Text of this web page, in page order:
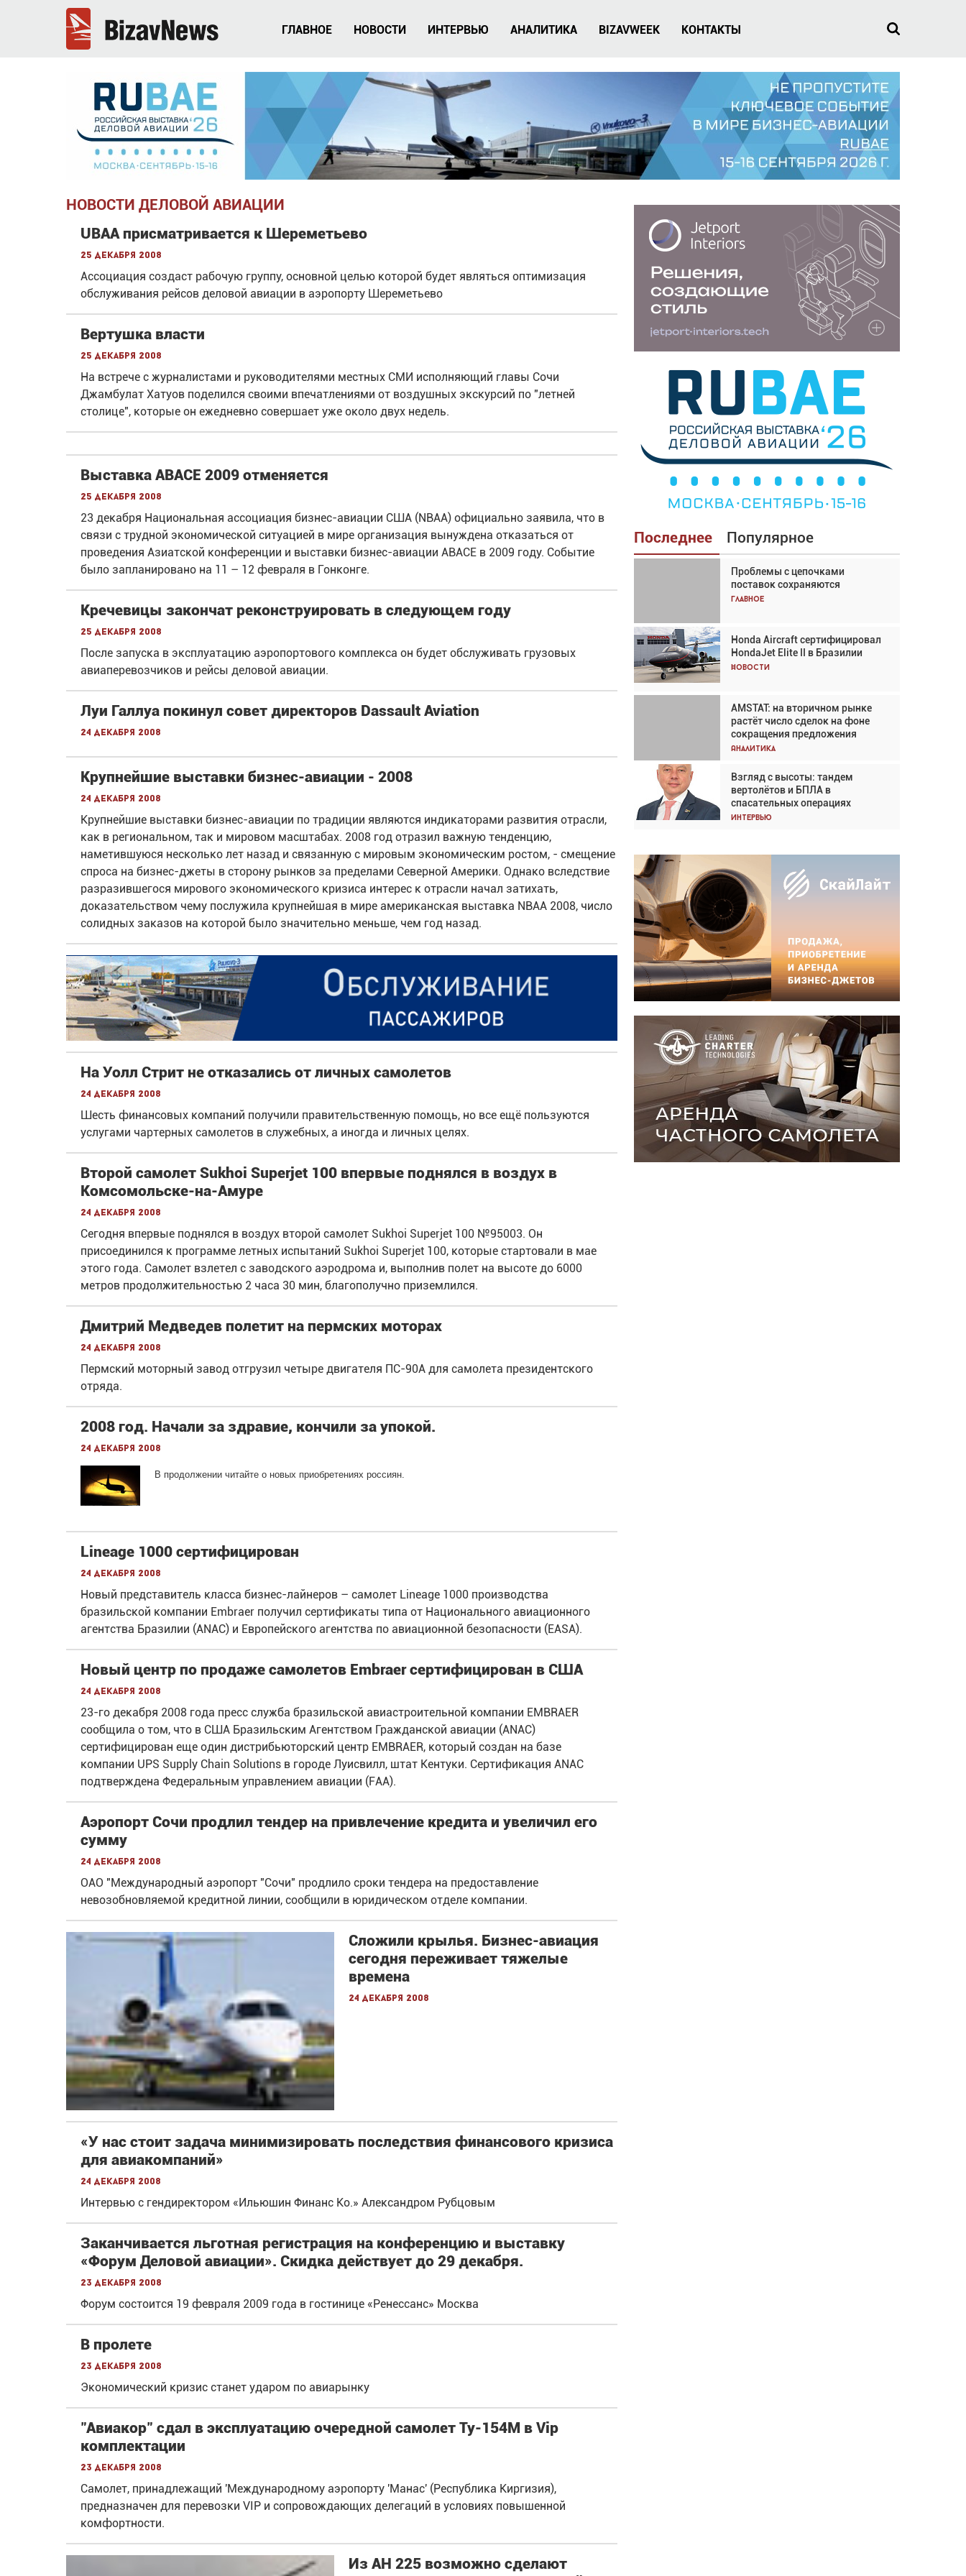
ГЛАВНОЕ НОВОСТИ ИНТЕРВЬЮ АНАЛИТИКА BIZAVWEEK КОНТАКТЫ
НОВОСТИ ДЕЛОВОЙ АВИАЦИИ
UBAA присматривается к Шереметьево
25 декабря 2008
Ассоциация создаст рабочую группу, основной целью которой будет являться оптимизация
обслуживания рейсов деловой авиации в аэропорту Шереметьево
Вертушка власти
25 декабря 2008
На встрече с журналистами и руководителями местных СМИ исполняющий главы Сочи
Джамбулат Хатуов поделился своими впечатлениями от воздушных экскурсий по "летней
столице", которые он ежедневно совершает уже около двух недель.
Выставка АВАСЕ 2009 отменяется
25 декабря 2008
23 декабря Национальная ассоциация бизнес-авиации США (NBAA) официально заявила, что в
связи с трудной экономической ситуацией в мире организация вынуждена отказаться от
проведения Азиатской конференции и выставки бизнес-авиации ABACE в 2009 году. Событие
было запланировано на 11 – 12 февраля в Гонконге.
Кречевицы закончат реконструировать в следующем году
25 декабря 2008
После запуска в эксплуатацию аэропортового комплекса он будет обслуживать грузовых
авиаперевозчиков и рейсы деловой авиации.
Луи Галлуа покинул совет директоров Dassault Aviation
24 декабря 2008
Крупнейшие выставки бизнес-авиации - 2008
24 декабря 2008
Крупнейшие выставки бизнес-авиации по традиции являются индикаторами развития отрасли,
как в региональном, так и мировом масштабах. 2008 год отразил важную тенденцию,
наметившуюся несколько лет назад и связанную с мировым экономическим ростом, - смещение
спроса на бизнес-джеты в сторону рынков за пределами Северной Америки. Однако вследствие
разразившегося мирового экономического кризиса интерес к отрасли начал затихать,
доказательством чему послужила крупнейшая в мире американская выставка NBAA 2008, число
солидных заказов на которой было значительно меньше, чем год назад.
На Уолл Стрит не отказались от личных самолетов
24 декабря 2008
Шесть финансовых компаний получили правительственную помощь, но все ещё пользуются
услугами чартерных самолетов в служебных, а иногда и личных целях.
Второй самолет Sukhoi Superjet 100 впервые поднялся в воздух в
Комсомольске-на-Амуре
24 декабря 2008
Сегодня впервые поднялся в воздух второй самолет Sukhoi Superjet 100 №95003. Он
присоединился к программе летных испытаний Sukhoi Superjet 100, которые стартовали в мае
этого года. Самолет взлетел с заводского аэродрома и, выполнив полет на высоте до 6000
метров продолжительностью 2 часа 30 мин, благополучно приземлился.
Дмитрий Медведев полетит на пермских моторах
24 декабря 2008
Пермский моторный завод отгрузил четыре двигателя ПС-90А для самолета президентского
отряда.
2008 год. Начали за здравие, кончили за упокой.
24 декабря 2008
В продолжении читайте о новых приобретениях россиян.
Lineage 1000 сертифицирован
24 декабря 2008
Новый представитель класса бизнес-лайнеров – самолет Lineage 1000 производства
бразильской компании Embraer получил сертификаты типа от Национального авиационного
агентства Бразилии (ANAC) и Европейского агентства по авиационной безопасности (EASA).
Новый центр по продаже самолетов Embraer сертифицирован в США
24 декабря 2008
23-го декабря 2008 года пресс служба бразильской авиастроительной компании EMBRAER
сообщила о том, что в США Бразильским Агентством Гражданской авиации (ANAC)
сертифицирован еще один дистрибьюторский центр EMBRAER, который создан на базе
компании UPS Supply Chain Solutions в городе Луисвилл, штат Кентуки. Сертификация ANAC
подтверждена Федеральным управлением авиации (FAA).
Аэропорт Сочи продлил тендер на привлечение кредита и увеличил его
сумму
24 декабря 2008
ОАО "Международный аэропорт "Сочи" продлило сроки тендера на предоставление
невозобновляемой кредитной линии, сообщили в юридическом отделе компании.
Сложили крылья. Бизнес-авиация
сегодня переживает тяжелые
времена
24 декабря 2008
«У нас стоит задача минимизировать последствия финансового кризиса
для авиакомпаний»
24 декабря 2008
Интервью с гендиректором «Ильюшин Финанс Ко.» Александром Рубцовым
Заканчивается льготная регистрация на конференцию и выставку
«Форум Деловой авиации». Скидка действует до 29 декабря.
23 декабря 2008
Форум состоится 19 февраля 2009 года в гостинице «Ренессанс» Москва
В пролете
23 декабря 2008
Экономический кризис станет ударом по авиарынку
"Авиакор" сдал в эксплуатацию очередной самолет Ту-154М в Vip
комплектации
23 декабря 2008
Самолет, принадлежащий 'Международному аэропорту 'Манас' (Республика Киргизия),
предназначен для перевозки VIP и сопровождающих делегаций в условиях повышенной
комфортности.
Из АН 225 возможно сделают
Последнее Популярное
Проблемы с цепочками
поставок сохраняются
Главное
Honda Aircraft сертифицировал
HondaJet Elite II в Бразилии
Новости
AMSTAT: на вторичном рынке
растёт число сделок на фоне
сокращения предложения
Аналитика
Взгляд с высоты: тандем
вертолётов и БПЛА в
спасательных операциях
Интервью
Взгляд с высоты: тандем
вертолётов и БПЛА в
спасательных операциях
Авиационный фотограф Дэйв
Кох: «Фотография говорит сама
за себя... а ИИ всё портит»
Проблемы с цепочками
поставок сохраняются
Аналитика
Частный самолёт – это актив.
Подходите к покупке
соответствующим образом
Интервью